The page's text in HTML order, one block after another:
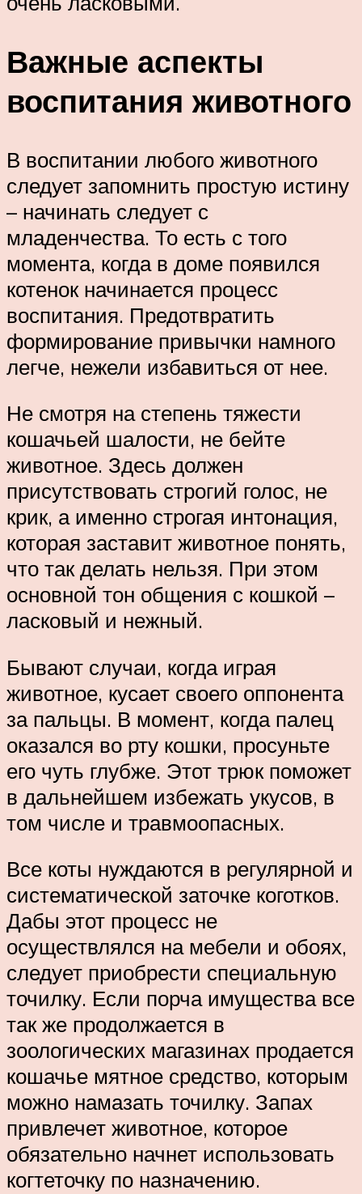
Важные аспекты
воспитания животного
В воспитании любого животного
следует запомнить простую истину
– начинать следует с
младенчества. То есть с того
момента, когда в доме появился
котенок начинается процесс
воспитания. Предотвратить
формирование привычки намного
легче, нежели избавиться от нее.
Не смотря на степень тяжести
кошачьей шалости, не бейте
животное. Здесь должен
присутствовать строгий голос, не
крик, а именно строгая интонация,
которая заставит животное понять,
что так делать нельзя. При этом
основной тон общения с кошкой –
ласковый и нежный.
Бывают случаи, когда играя
животное, кусает своего оппонента
за пальцы. В момент, когда палец
оказался во рту кошки, просуньте
его чуть глубже. Этот трюк поможет
в дальнейшем избежать укусов, в
том числе и травмоопасных.
Все коты нуждаются в регулярной и
систематической заточке коготков.
Дабы этот процесс не
осуществлялся на мебели и обоях,
следует приобрести специальную
точилку. Если порча имущества все
так же продолжается в
зоологических магазинах продается
кошачье мятное средство, которым
можно намазать точилку. Запах
привлечет животное, которое
обязательно начнет использовать
когтеточку по назначению.